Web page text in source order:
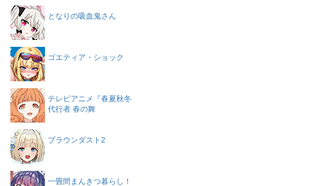
となりの吸血鬼さん
ゴエティア・ショック
テレビアニメ『春夏秋冬
代行者 春の舞
ブラウンダスト2
一畳間まんきつ暮らし！